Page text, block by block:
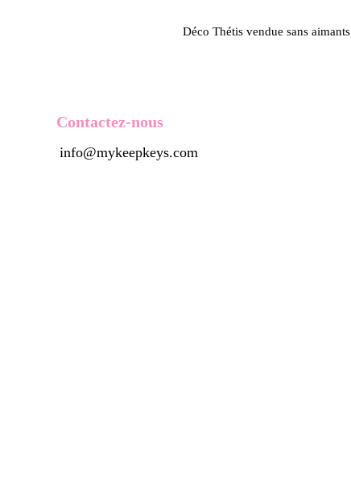
Déco Thétis vendue sans aimants
Contactez-nous
info@mykeepkeys.com